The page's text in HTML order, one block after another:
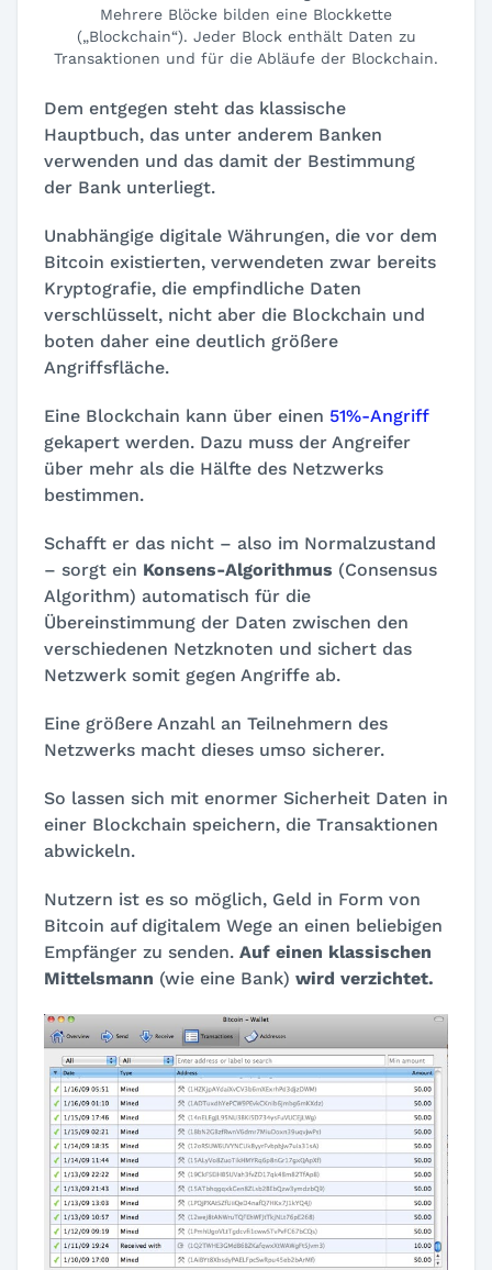
Mehrere Blöcke bilden eine Blockkette
(„Blockchain“). Jeder Block enthält Daten zu
Transaktionen und für die Abläufe der Blockchain.
Dem entgegen steht das klassische
Hauptbuch, das unter anderem Banken
verwenden und das damit der Bestimmung
der Bank unterliegt.
Unabhängige digitale Währungen, die vor dem
Bitcoin existierten, verwendeten zwar bereits
Kryptografie, die empfindliche Daten
verschlüsselt, nicht aber die Blockchain und
boten daher eine deutlich größere
Angriffsfläche.
Eine Blockchain kann über einen 51%-Angriff
gekapert werden. Dazu muss der Angreifer
über mehr als die Hälfte des Netzwerks
bestimmen.
Schafft er das nicht – also im Normalzustand
– sorgt ein Konsens-Algorithmus (Consensus
Algorithm) automatisch für die
Übereinstimmung der Daten zwischen den
verschiedenen Netzknoten und sichert das
Netzwerk somit gegen Angriffe ab.
Eine größere Anzahl an Teilnehmern des
Netzwerks macht dieses umso sicherer.
So lassen sich mit enormer Sicherheit Daten in
einer Blockchain speichern, die Transaktionen
abwickeln.
Nutzern ist es so möglich, Geld in Form von
Bitcoin auf digitalem Wege an einen beliebigen
Empfänger zu senden. Auf einen klassischen
Mittelsmann (wie eine Bank) wird verzichtet.